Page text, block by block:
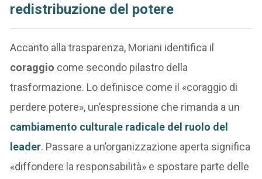
redistribuzione del potere
Accanto alla trasparenza, Moriani identifica il
coraggio come secondo pilastro della
trasformazione. Lo definisce come il «coraggio di
perdere potere», un’espressione che rimanda a un
cambiamento culturale radicale del ruolo del
leader. Passare a un’organizzazione aperta significa
«diffondere la responsabilità» e spostare parte delle